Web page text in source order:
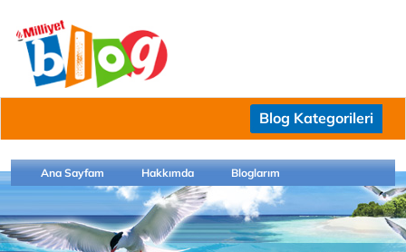
Blog Kategorileri
Ana Sayfam Hakkımda Bloglarım